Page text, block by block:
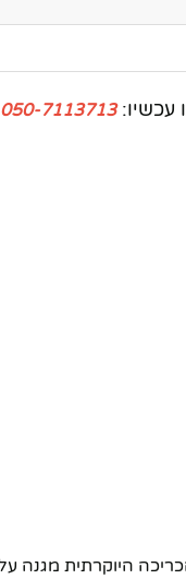
עכשיו:050-7113713